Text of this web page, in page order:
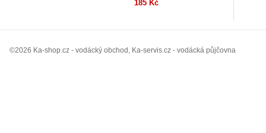
185 Kč
©2026 Ka-shop.cz - vodácký obchod, Ka-servis.cz - vodácká půjčovna